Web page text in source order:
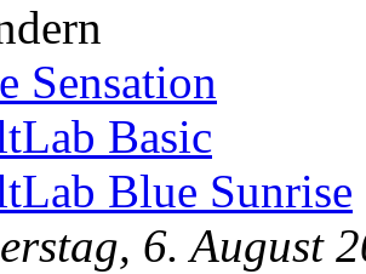
Sensation
Basic
Blue Sunrise
6. August